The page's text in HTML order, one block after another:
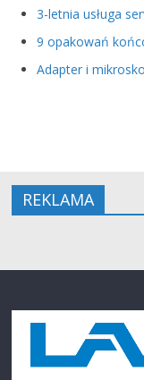
3-letnia usługa
9 opakowań
Adapter i
REKLAMA